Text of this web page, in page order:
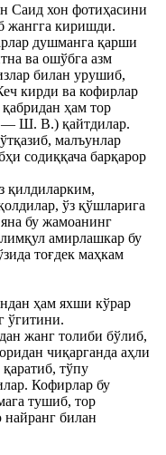
Саид хон фотиҳасини
жангга киришди.
душманга қарши
ва ошўбга азм
билан урушиб,
кирди ва кофирлар
ҳам тор
— Ш. В.) қайтдилар.
малъунлар
содиққача барқарор
қилдиларким,
ўз қўшларига
бу жамоанинг
амирлашкар бу
тоғдек маҳкам
ҳам яхши кўрар
ўгитини.
жанг толиби бўлиб,
чиқарганда аҳли
тўпу
Кофирлар бу
тушиб, тор
билан